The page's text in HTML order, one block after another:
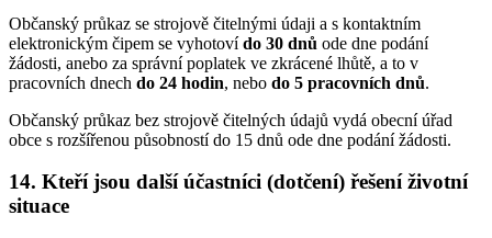
Občanský průkaz se strojově čitelnými údaji a s kontaktním
elektronickým čipem se vyhotovído 30 dnů ode dne podání
žádosti, anebo za správní poplatek ve zkrácené lhůtě, a to v
pracovních dnech do 24 hodin, nebo do 5 pracovních dnů.
Občanský průkaz bez strojově čitelných údajů vydá obecní úřad
obce s rozšířenou působností do 15 dnů ode dne podání žádosti.
14. Kteří jsou další účastníci (dotčení) řešení životní
situace